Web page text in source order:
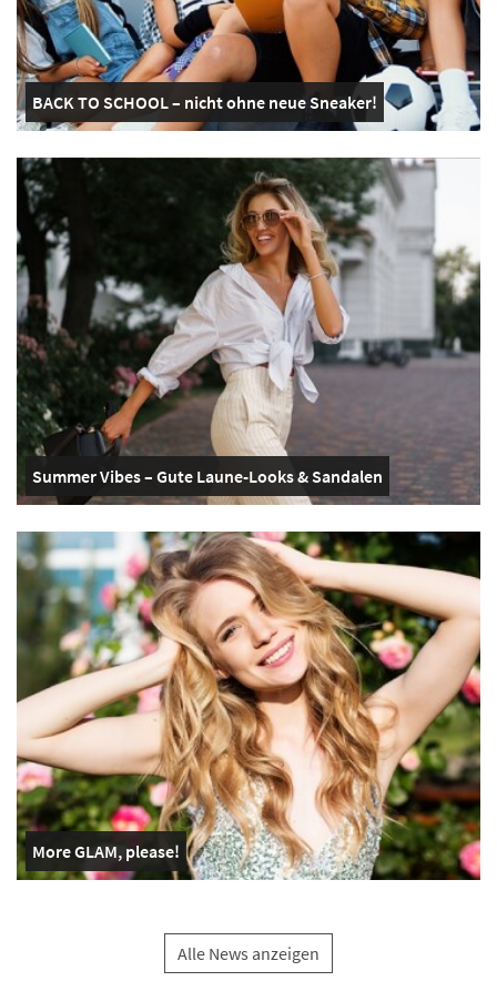
BACK TO SCHOOL – nicht ohne neue Sneaker!
Summer Vibes – Gute Laune-Looks & Sandalen
More GLAM, please!
Alle News anzeigen